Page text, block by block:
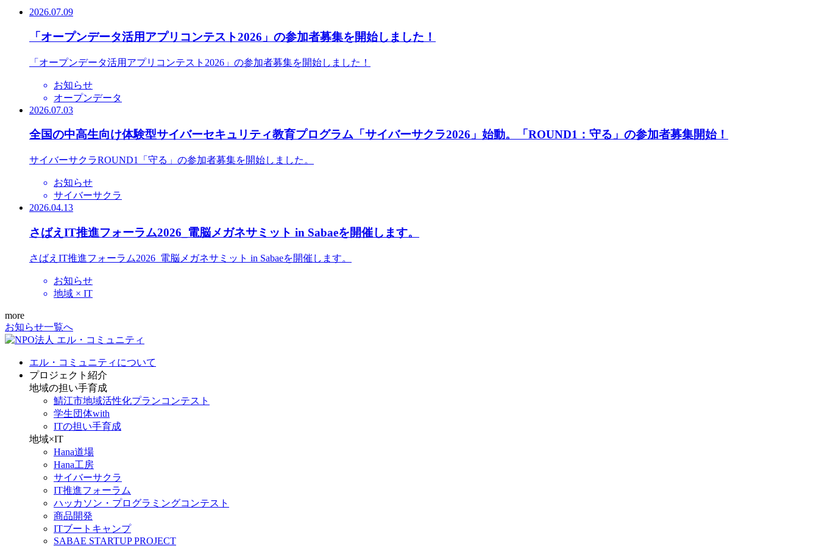
2026.07.09
「オープンデータ活用アプリコンテスト2026」の参加者募集を開始しました！
「オープンデータ活用アプリコンテスト2026」の参加者募集を開始しました！
お知らせ
オープンデータ
2026.07.03
全国の中高生向け体験型サイバーセキュリティ教育プログラム「サイバーサクラ2026」始動。「ROUND1：守る」の参加者募集開始！
サイバーサクラROUND1「守る」の参加者募集を開始しました。
お知らせ
サイバーサクラ
2026.04.13
さばえIT推進フォーラム2026_電脳メガネサミット in Sabaeを開催します。
さばえIT推進フォーラム2026_電脳メガネサミット in Sabaeを開催します。
お知らせ
地域 × IT
more
お知らせ一覧へ
エル・コミュニティについて
プロジェクト紹介
地域の担い手育成
鯖江市地域活性化プランコンテスト
学生団体with
ITの担い手育成
地域×IT
Hana道場
Hana工房
サイバーサクラ
IT推進フォーラム
ハッカソン・プログラミングコンテスト
商品開発
ITブートキャンプ
SABAE STARTUP PROJECT